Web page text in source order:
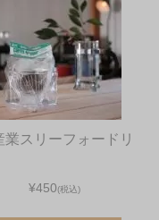
業スリーフォードリ
¥450(税込)